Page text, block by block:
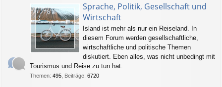
Sprache, Politik, Gesellschaft und
Wirtschaft
Island ist mehr als nur ein Reiseland. In
diesem Forum werden gesellschaftliche,
wirtschaftliche und politische Themen
diskutiert. Eben alles, was nicht unbedingt mit
Tourismus und Reise zu tun hat.
Themen: 495 Beiträge: 6720